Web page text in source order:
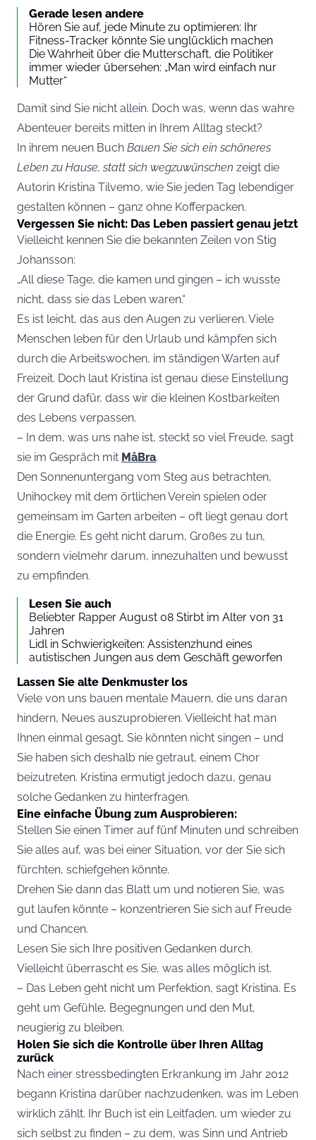
Gerade lesen andere
Hören Sie auf, jede Minute zu optimieren: Ihr
Fitness-Tracker könnte Sie unglücklich machen
Die Wahrheit über die Mutterschaft, die Politiker
immer wieder übersehen: „Man wird einfach nur
Mutter“
Damit sind Sie nicht allein. Doch was, wenn das wahre
Abenteuer bereits mitten in Ihrem Alltag steckt?
In ihrem neuen Buch Bauen Sie sich ein schöneres
Leben zu Hause, statt sich wegzuwünschen zeigt die
Autorin Kristina Tilvemo, wie Sie jeden Tag lebendiger
gestalten können – ganz ohne Kofferpacken.
Vergessen Sie nicht: Das Leben passiert genau jetzt
Vielleicht kennen Sie die bekannten Zeilen von Stig
Johansson:
„All diese Tage, die kamen und gingen – ich wusste
nicht, dass sie das Leben waren.“
Es ist leicht, das aus den Augen zu verlieren. Viele
Menschen leben für den Urlaub und kämpfen sich
durch die Arbeitswochen, im ständigen Warten auf
Freizeit. Doch laut Kristina ist genau diese Einstellung
der Grund dafür, dass wir die kleinen Kostbarkeiten
des Lebens verpassen.
– In dem, was uns nahe ist, steckt so viel Freude, sagt
sie im Gespräch mit MåBra.
Den Sonnenuntergang vom Steg aus betrachten,
Unihockey mit dem örtlichen Verein spielen oder
gemeinsam im Garten arbeiten – oft liegt genau dort
die Energie. Es geht nicht darum, Großes zu tun,
sondern vielmehr darum, innezuhalten und bewusst
zu empfinden.
Lesen Sie auch
Beliebter Rapper August 08 Stirbt im Alter von 31
Jahren
Lidl in Schwierigkeiten: Assistenzhund eines
autistischen Jungen aus dem Geschäft geworfen
Lassen Sie alte Denkmuster los
Viele von uns bauen mentale Mauern, die uns daran
hindern, Neues auszuprobieren. Vielleicht hat man
Ihnen einmal gesagt, Sie könnten nicht singen – und
Sie haben sich deshalb nie getraut, einem Chor
beizutreten. Kristina ermutigt jedoch dazu, genau
solche Gedanken zu hinterfragen.
Eine einfache Übung zum Ausprobieren:
Stellen Sie einen Timer auf fünf Minuten und schreiben
Sie alles auf, was bei einer Situation, vor der Sie sich
fürchten, schiefgehen könnte.
Drehen Sie dann das Blatt um und notieren Sie, was
gut laufen könnte – konzentrieren Sie sich auf Freude
und Chancen.
Lesen Sie sich Ihre positiven Gedanken durch.
Vielleicht überrascht es Sie, was alles möglich ist.
– Das Leben geht nicht um Perfektion, sagt Kristina. Es
geht um Gefühle, Begegnungen und den Mut,
neugierig zu bleiben.
Holen Sie sich die Kontrolle über Ihren Alltag
zurück
Nach einer stressbedingten Erkrankung im Jahr 2012
begann Kristina darüber nachzudenken, was im Leben
wirklich zählt. Ihr Buch ist ein Leitfaden, um wieder zu
sich selbst zu finden – zu dem, was Sinn und Antrieb